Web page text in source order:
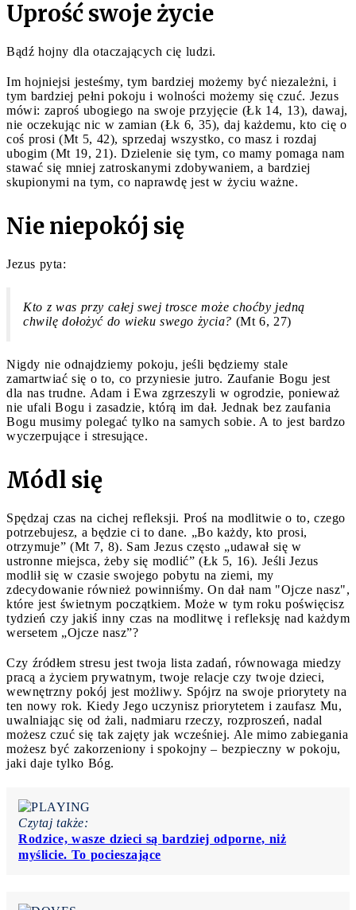
Uprość swoje życie
Bądź hojny dla otaczających cię ludzi.
Im hojniejsi jesteśmy, tym bardziej możemy być niezależni, i
tym bardziej pełni pokoju i wolności możemy się czuć. Jezus
mówi: zaproś ubogiego na swoje przyjęcie (Łk 14, 13), dawaj,
nie oczekując nic w zamian (Łk 6, 35), daj każdemu, kto cię o
coś prosi (Mt 5, 42), sprzedaj wszystko, co masz i rozdaj
ubogim (Mt 19, 21). Dzielenie się tym, co mamy pomaga nam
stawać się mniej zatroskanymi zdobywaniem, a bardziej
skupionymi na tym, co naprawdę jest w życiu ważne.
Nie niepokój się
Jezus pyta:
Kto z was przy całej swej trosce może choćby jedną
chwilę dołożyć do wieku swego życia? (Mt 6, 27)
Nigdy nie odnajdziemy pokoju, jeśli będziemy stale
zamartwiać się o to, co przyniesie jutro. Zaufanie Bogu jest
dla nas trudne. Adam i Ewa zgrzeszyli w ogrodzie, ponieważ
nie ufali Bogu i zasadzie, którą im dał. Jednak bez zaufania
Bogu musimy polegać tylko na samych sobie. A to jest bardzo
wyczerpujące i stresujące.
Módl się
Spędzaj czas na cichej refleksji. Proś na modlitwie o to, czego
potrzebujesz, a będzie ci to dane. „Bo każdy, kto prosi,
otrzymuje” (Mt 7, 8). Sam Jezus często „udawał się w
ustronne miejsca, żeby się modlić” (Łk 5, 16). Jeśli Jezus
modlił się w czasie swojego pobytu na ziemi, my
zdecydowanie również powinniśmy. On dał nam "Ojcze nasz",
które jest świetnym początkiem. Może w tym roku poświęcisz
tydzień czy jakiś inny czas na modlitwę i refleksję nad każdym
wersetem „Ojcze nasz”?
Czy źródłem stresu jest twoja lista zadań, równowaga miedzy
pracą a życiem prywatnym, twoje relacje czy twoje dzieci,
wewnętrzny pokój jest możliwy. Spójrz na swoje priorytety na
ten nowy rok. Kiedy Jego uczynisz priorytetem i zaufasz Mu,
uwalniając się od żali, nadmiaru rzeczy, rozproszeń, nadal
możesz czuć się tak zajęty jak wcześniej. Ale mimo zabiegania
możesz być zakorzeniony i spokojny – bezpieczny w pokoju,
jaki daje tylko Bóg.
Czytaj także:
Rodzice, wasze dzieci są bardziej odporne, niż
myślicie. To pocieszające